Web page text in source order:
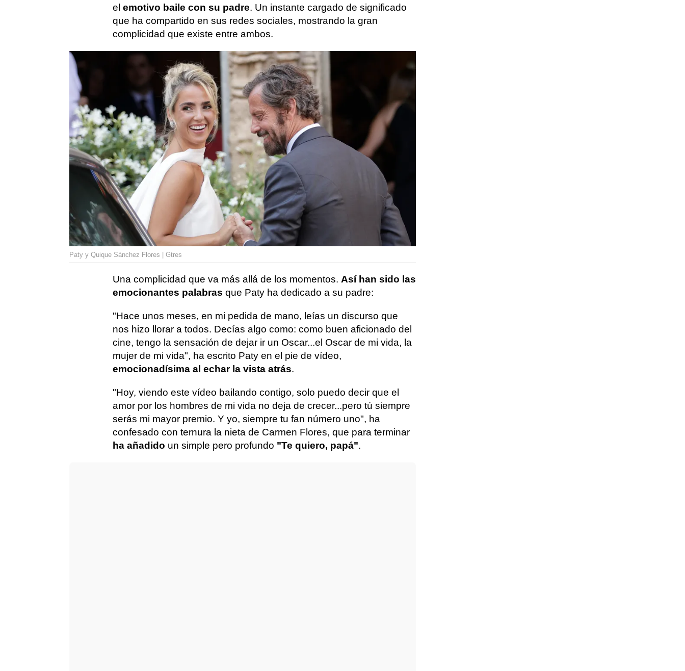
el emotivo baile con su padre. Un instante cargado de significado
que ha compartido en sus redes sociales, mostrando la gran
complicidad que existe entre ambos.
Paty y Quique Sánchez Flores | Gtres
Una complicidad que va más allá de los momentos. Así han sido las
emocionantes palabras que Paty ha dedicado a su padre:
"Hace unos meses, en mi pedida de mano, leías un discurso que
nos hizo llorar a todos. Decías algo como: como buen aficionado del
cine, tengo la sensación de dejar ir un Oscar...el Oscar de mi vida, la
mujer de mi vida", ha escrito Paty en el pie de vídeo,
emocionadísima al echar la vista atrás.
"Hoy, viendo este vídeo bailando contigo, solo puedo decir que el
amor por los hombres de mi vida no deja de crecer...pero tú siempre
serás mi mayor premio. Y yo, siempre tu fan número uno", ha
confesado con ternura la nieta de Carmen Flores, que para terminar
ha añadido un simple pero profundo "Te quiero, papá".